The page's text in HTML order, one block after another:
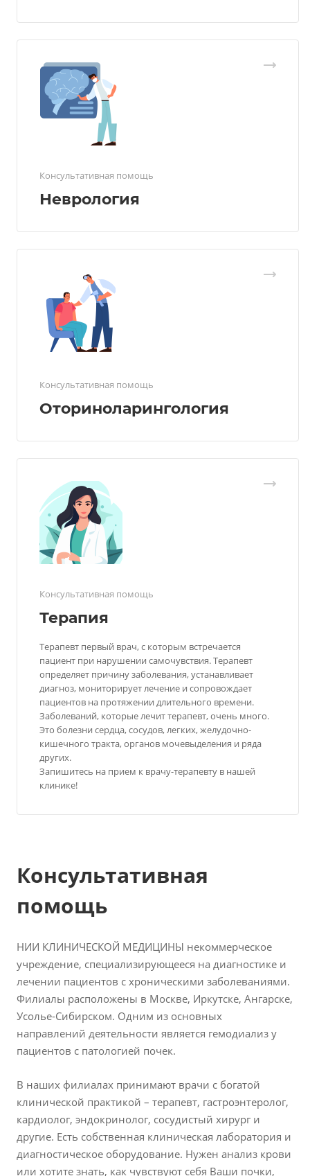
Консультативная помощь
Неврология
Консультативная помощь
Оториноларингология
Консультативная помощь
Терапия
Терапевт первый врач, с которым встречается
пациент при нарушении самочувствия. Терапевт
определяет причину заболевания, устанавливает
диагноз, мониторирует лечение и сопровождает
пациентов на протяжении длительного времени.
Заболеваний, которые лечит терапевт, очень много.
Это болезни сердца, сосудов, легких, желудочно-
кишечного тракта, органов мочевыделения и ряда
других.
Запишитесь на прием к врачу-терапевту в нашей
клинике!
Консультативная
помощь
НИИ КЛИНИЧЕСКОЙ МЕДИЦИНЫ некоммерческое
учреждение, специализирующееся на диагностике и
лечении пациентов с хроническими заболеваниями.
Филиалы расположены в Москве, Иркутске, Ангарске,
Усолье-Сибирском. Одним из основных
направлений деятельности является гемодиализ у
пациентов с патологией почек.
В наших филиалах принимают врачи с богатой
клинической практикой – терапевт, гастроэнтеролог,
кардиолог, эндокринолог, сосудистый хирург и
другие. Есть собственная клиническая лаборатория и
диагностическое оборудование. Нужен анализ крови
или хотите знать, как чувствуют себя Ваши почки,